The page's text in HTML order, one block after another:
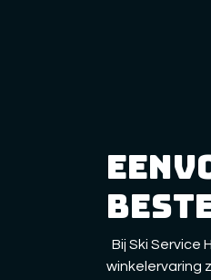
Bij Ski Service
winkelervaring